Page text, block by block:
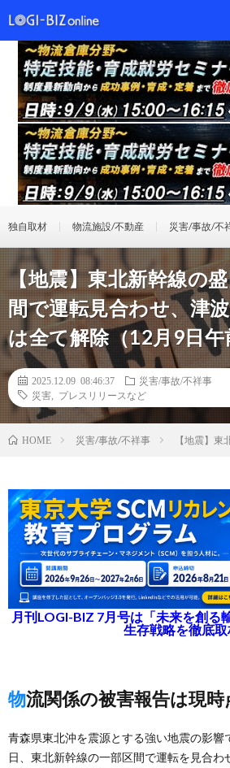
独自取材 物流施設/不動産 災害/事故/不
【地震】東北新幹線の
間で運転見合わせ、津
は全て解除（12月9日
2025.12.09 08:46:37
災害/事故/不祥事
災害
プレスリリースなど
HOME 災害/事故/不祥事 【地震】
月刊LOGI-BIZ 7月号は「未来を創る
生存戦略を徹底
物流関係の被害報告は現
青森県東北沖を震源とする強い地震の影響
日、東北新幹線の一部区間で運転を見合わ